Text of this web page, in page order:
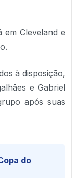
Cleveland e
à disposição,
e Gabriel
após suas
do